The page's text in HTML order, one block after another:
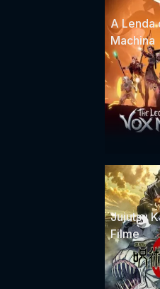
A Lenda
Machina
Jujutsu
Filme